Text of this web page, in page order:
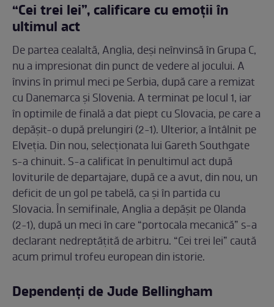
“Cei trei lei”, calificare cu emoții în
ultimul act
De partea cealaltă, Anglia, deși neînvinsă în Grupa C,
nu a impresionat din punct de vedere al jocului. A
învins în primul meci pe Serbia, după care a remizat
cu Danemarca și Slovenia. A terminat pe locul 1, iar
în optimile de finală a dat piept cu Slovacia, pe care a
depășit-o după prelungiri (2-1). Ulterior, a întâlnit pe
Elveția. Din nou, selecționata lui Gareth Southgate
s-a chinuit. S-a calificat în penultimul act după
loviturile de departajare, după ce a avut, din nou, un
deficit de un gol pe tabelă, ca și în partida cu
Slovacia. În semifinale, Anglia a depășit pe Olanda
(2-1), după un meci în care “portocala mecanică” s-a
declarant nedreptățită de arbitru. “Cei trei lei” caută
acum primul trofeu european din istorie.
Dependenți de Jude Bellingham